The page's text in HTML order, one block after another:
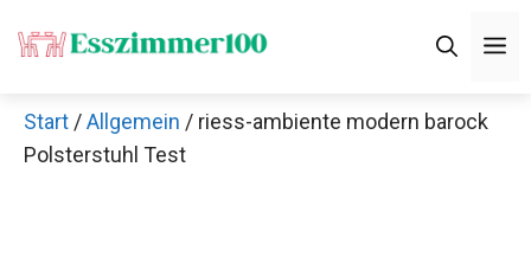
Inhalt
Start /Allgemein / riess-ambiente modern barock
Polsterstuhl Test